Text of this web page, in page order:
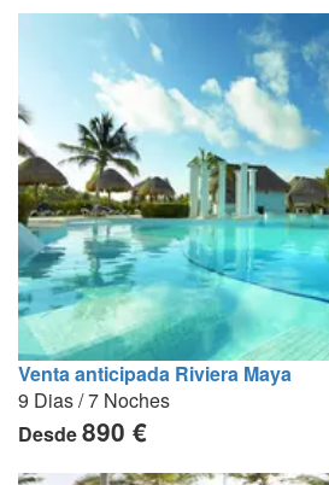
Venta anticipada Riviera Maya
9 Dias / 7 Noches
Desde890 €